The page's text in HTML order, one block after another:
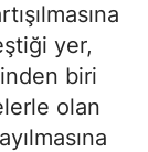
yer,
biri
olan